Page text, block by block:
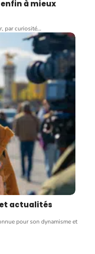
à mieux
par curiosité…
actualités
pour son dynamisme et